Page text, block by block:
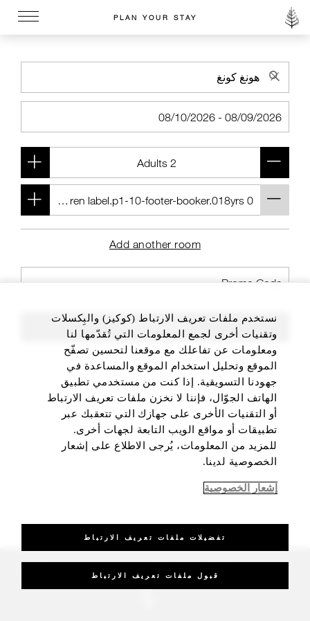
PLAN YOUR STAY
Add another room
FIND ROOMS
نستخدم ملفات تعريف الارتباط (كوكيز) والبِكسلات
وتقنيات أخرى لجمع المعلومات التي تُقدّمها لنا
ومعلومات عن تفاعلك مع موقعنا لتحسين تصفّح
الموقع وتحليل استخدام الموقع والمساعدة في
جهودنا التسويقية. إذا كنت من مستخدمي تطبيق
الهاتف الجوّال، فإننا لا نخزن ملفات تعريف الارتباط
أو التقنيات الأخرى على جهازك التي تتعقبك عبر
تطبيقات أو مواقع الويب التابعة لجهات أخرى.
للمزيد من المعلومات، يُرجى الاطلاع على إشعار
الخصوصية لدينا.
إشعار الخصوصية
تفضيلات ملفات تعريف الارتباط
قبول ملفات تعريف الارتباط